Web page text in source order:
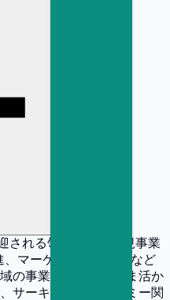
される領域です。新規事業
マーケティング戦略など
の事業開発にそのまま活か
サーキュラーエコノミー関